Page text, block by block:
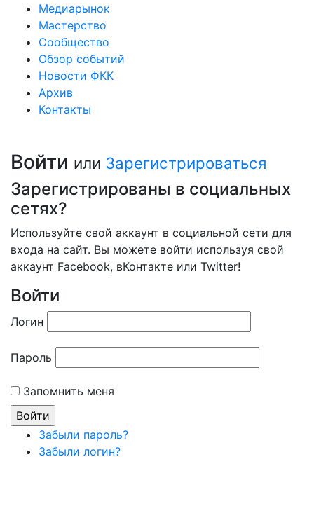
Медиарынок
Мастерство
Сообщество
Обзор событий
Новости ФКК
Архив
Контакты
Войти или Зарегистрироваться
Зарегистрированы в социальных
сетях?
Используйте свой аккаунт в социальной сети для
входа на сайт. Вы можете войти используя свой
аккаунт Facebook, вКонтакте или Twitter!
Войти
Логин
Пароль
Запомнить меня
Забыли пароль?
Забыли логин?